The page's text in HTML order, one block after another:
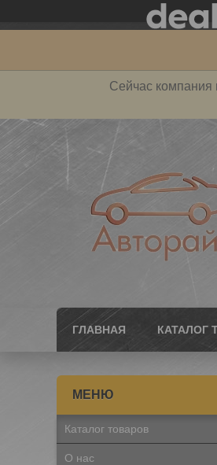
Сейчас компания
ГЛАВНАЯ КАТАЛОГ
Каталог товаров
О нас